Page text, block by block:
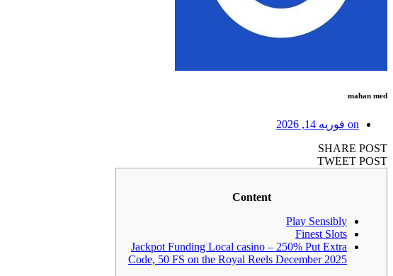
mahan med
on فوریه 14, 2026
SHARE POST
TWEET POST
Content
Play Sensibly
Finest Slots
Jackpot Funding Local casino – 250% Put Extra
Code, 50 FS on the Royal Reels December 2025